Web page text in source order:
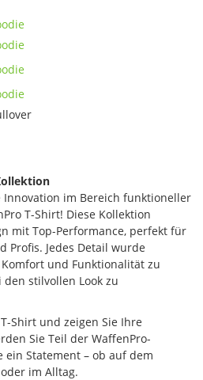
Innovation im Bereich funktioneller
T-Shirt! Diese Kollektion
mit Top-Performance, perfekt für
Profis. Jedes Detail wurde
und Funktionalität zu
stilvollen Look zu
Shirt und zeigen Sie Ihre
Sie Teil der WaffenPro-
ein Statement – ob auf dem
im Alltag.